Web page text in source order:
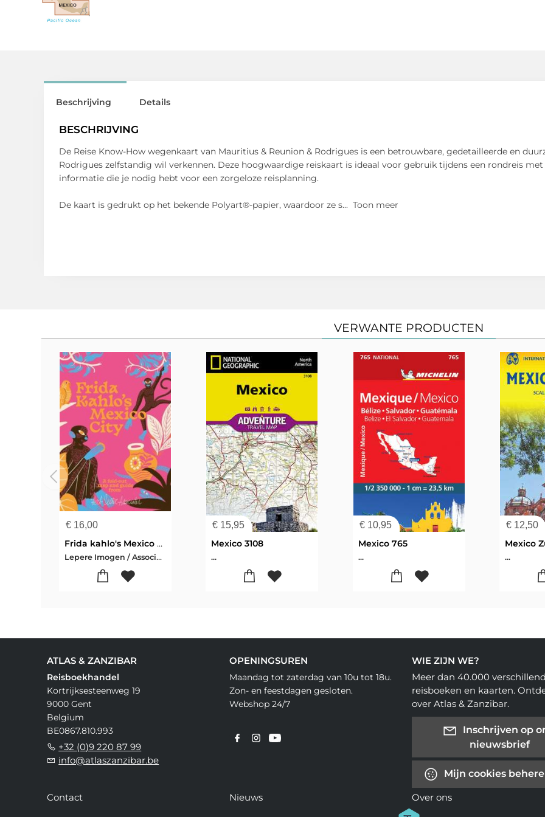
Beschrijving
BESCHRIJVING
De Reise Know-How wegenkaart van Mauritius & Reunion & Rodrigues is een betrouwbare, gedetailleerde en
Rodrigues zelfstandig wil verkennen. Deze hoogwaardige reiskaart is ideaal voor gebruik tijdens een rondreis
informatie die je nodig hebt voor een zorgeloze reisplanning.
De kaart is gedrukt op het bekende Polyart®-papier, waardoor ze s... Toon meer
Details
VERWANTE PRODUCTEN
€ 16,00
Frida kahlo's Mexico City
Lepere Imogen / Associates Herb Lester
€ 15,95
Mexico 3108
...
€10,95
Mexico 765
...
€12,50
Mexico
...
ATLAS & ZANZIBAR
Reisboekhandel
Kortrijksesteenweg 19
9000 Gent
Belgium
BE0867.810.993
+32 (0)9 220 87 99
info@atlaszanzibar.be
OPENINGSUREN
Maandag tot zaterdag van 10u tot 18u.
Zon- en feestdagen gesloten.
Webshop 24/7
WIE ZIJN WE?
Meer dan 40.000
reisboeken en kaarten.
over Atlas & Zanzibar.
Inschrijven op
nieuwsbrief
Mijn cookies
Contact Nieuws Over ons